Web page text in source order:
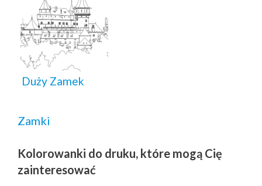
Duży Zamek
Zamki
Kolorowanki do druku, które mogą Cię
zainteresować